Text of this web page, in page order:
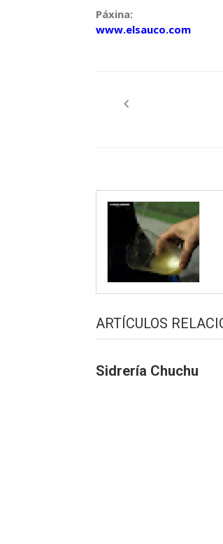
Páxina:
www.elsauco.com
pelos
ARTÍCULOS
Sidrería Chuchu